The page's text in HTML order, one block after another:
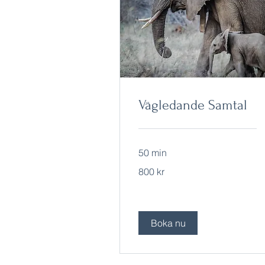
Vägledande Samtal
50 min
svenska
800 kr
Boka nu